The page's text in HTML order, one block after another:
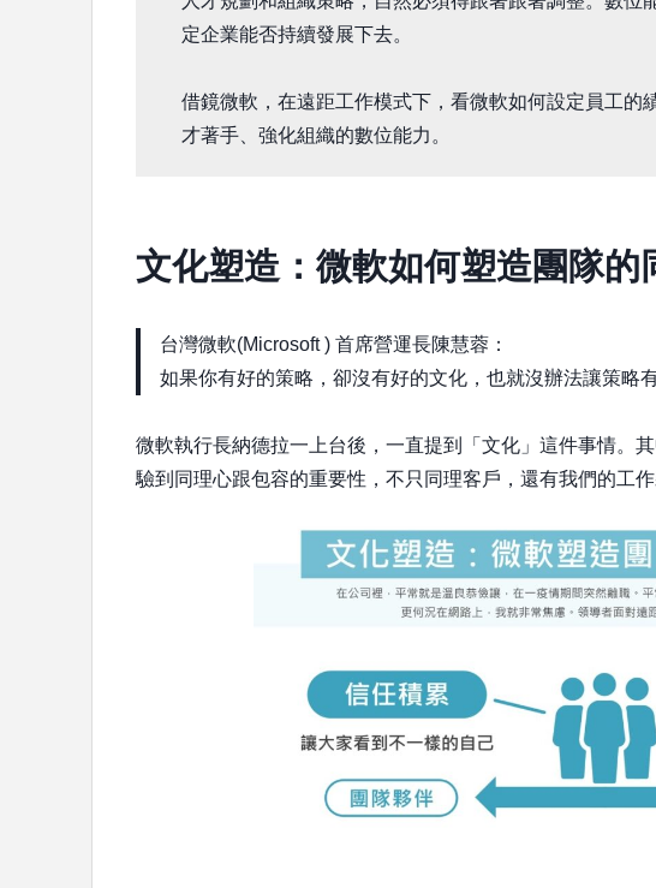
定企業能否持續發展下去。
借鏡微軟，在遠距工作模式下，看微軟如何設定員工的
才著手、強化組織的數位能力。
文化塑造：微軟如何塑造團隊的
台灣微軟(Microsoft ) 首席營運長陳慧蓉：
如果你有好的策略，卻沒有好的文化，也就沒辦法讓策略
微軟執行長納德拉一上台後，一直提到「文化」這件事情。
驗到同理心跟包容的重要性，不只同理客戶，還有我們的工作